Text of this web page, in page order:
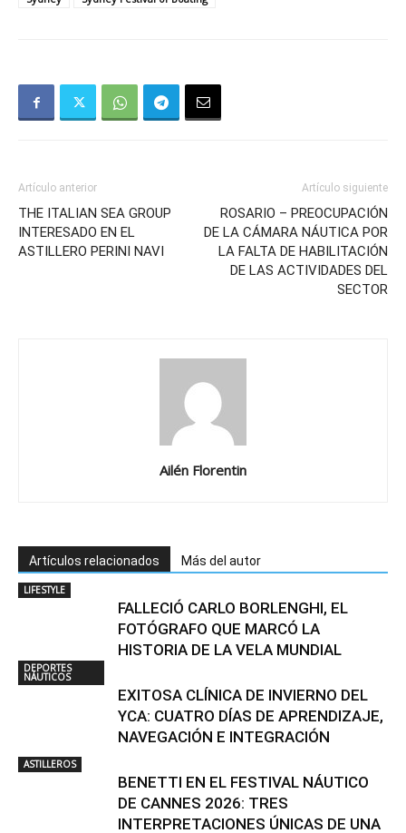
Artículo anterior
THE ITALIAN SEA GROUP
INTERESADO EN EL
ASTILLERO PERINI NAVI
Artículo siguiente
ROSARIO – PREOCUPACIÓN
DE LA CÁMARA NÁUTICA POR
LA FALTA DE HABILITACIÓN
DE LAS ACTIVIDADES DEL
SECTOR
Ailén Florentin
Artículos relacionados Más del autor
LIFESTYLE
FALLECIÓ CARLO BORLENGHI, EL
FOTÓGRAFO QUE MARCÓ LA
HISTORIA DE LA VELA MUNDIAL
DEPORTES
NÁUTICOS
EXITOSA CLÍNICA DE INVIERNO DEL
YCA: CUATRO DÍAS DE APRENDIZAJE,
NAVEGACIÓN E INTEGRACIÓN
ASTILLEROS
BENETTI EN EL FESTIVAL NÁUTICO
DE CANNES 2026: TRES
INTERPRETACIONES ÚNICAS DE UNA